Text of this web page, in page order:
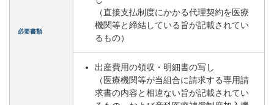
必要書類
（直接支払制度にかかる代理契約を医療
機関等と締結している旨が記載されてい
るもの）
出産費用の領収・明細書の写し
（医療機関等が当組合に請求する専用請
求書の内容と相違ない旨が記載されてい